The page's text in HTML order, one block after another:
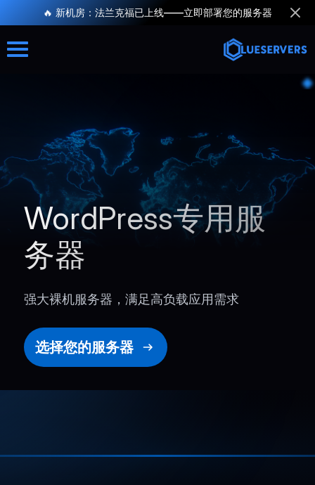
🔥 新机房：法兰克福已上线——立即部署您的服务器
WordPress专用服
务器
强大裸机服务器，满足高负载应用需求
选择您的服务器